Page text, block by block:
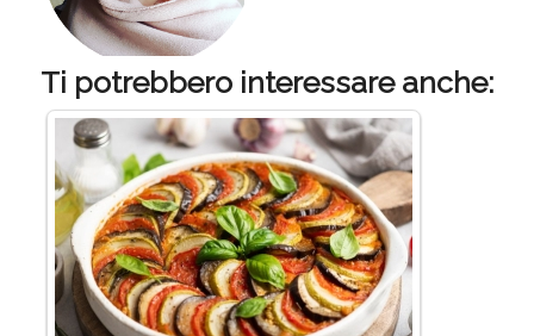
Ti potrebbero interessare anche: